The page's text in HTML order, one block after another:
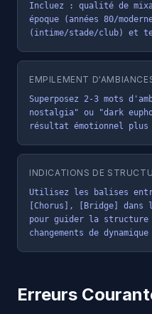
Incluez : qualité de
époque (années 80/
(intime/stade/club) et
EMPILEMENT
Superposez 2-3 mots
nostalgia" ou "dark
résultat émotionnel plus
INDICATIONS DE
Utilisez les balises
[Chorus], [Bridge] dans
pour guider la structure
changements de dynamique
Erreurs